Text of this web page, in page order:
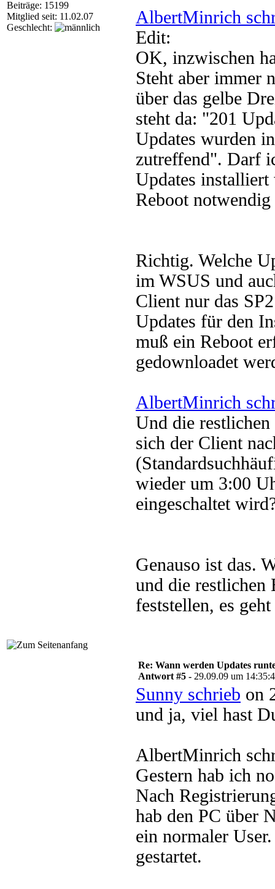
Beiträge: 15199
Mitglied seit: 11.02.07
Geschlecht:
AlbertMinrich
Edit:
OK, inzwischen
Steht aber immer
über das gelbe
steht da: "201
Updates wurden
zutreffend". Darf
Updates installiert
Reboot notwendig
Richtig. Welche
im WSUS und
Client nur das
Updates für den
muß ein Reboot
gedownloadet
AlbertMinrich
Und die
sich der Client
wieder um 3:00
eingeschaltet
Genauso ist das.
und die restlichen
feststellen, es
Re: Wann werden Updates
Antwort #5 - 29.09.09 um
Sunny schrieb on
und ja, viel hast
AlbertMinrich
Gestern hab ich
Nach
hab den PC über
ein normaler
gestartet.